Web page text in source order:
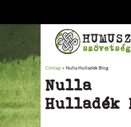
Jelenlegi hely
Címlap » Nulla Hulladék Blog
Nulla
Hulladék